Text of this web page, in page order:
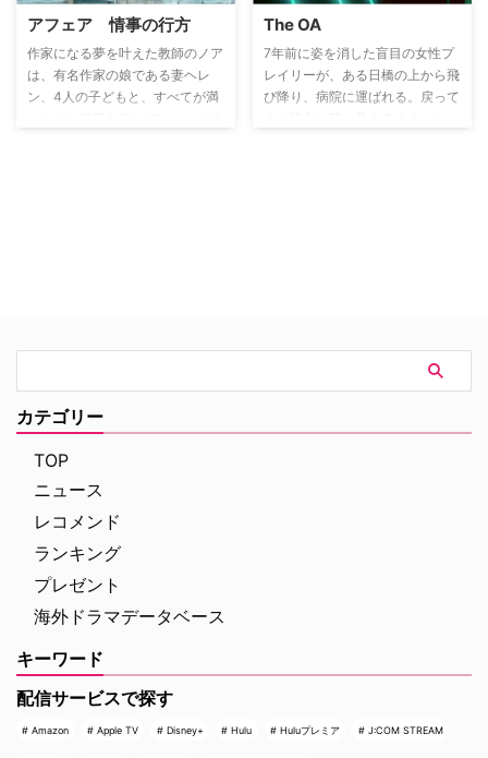
アフェア 情事の行方
作家になる夢を叶えた教師のノア
は、有名作家の娘である妻ヘレ
ン、4人の子どもと、すべてが満
The OA
7年前に姿を消した盲目の女性プ
レイリーが、ある日橋の上から飛
び降り、病院に運ばれる。戻って
カテゴリー
TOP
ニュース
レコメンド
ランキング
プレゼント
海外ドラマデータベース
キーワード
配信サービスで探す
Amazon Apple TV Disney+ Hulu Huluプレミア J:COM STREAM